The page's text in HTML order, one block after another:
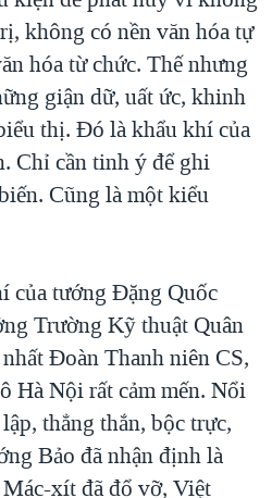
không có nền văn hóa tự
hóa từ chức. Thế nhưng
giận dữ, uất ức, khinh
thị. Đó là khẩu khí của
Chỉ cần tinh ý để ghi
Cũng là một kiểu
của tướng Đặng Quốc
Trường Kỹ thuật Quân
Đoàn Thanh niên CS,
Hà Nội rất cảm mến. Nổi
thẳng thắn, bộc trực,
Bảo đã nhận định là
xít đã đổ vỡ, Việt